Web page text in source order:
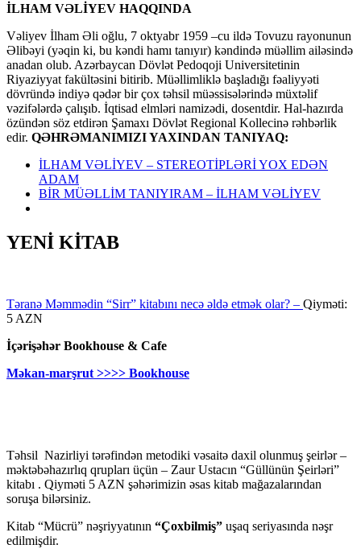
İLHAM VƏLİYEV HAQQINDA
Vəliyev İlham Əli oğlu, 7 oktyabr 1959 –cu ildə Tovuzu rayonunun
Əlibəyi (yəqin ki, bu kəndi hamı tanıyır) kəndində müəllim ailəsində
anadan olub. Azərbaycan Dövlət Pedoqoji Universitetinin
Riyaziyyat fakültəsini bitirib. Müəllimliklə başladığı fəaliyyəti
dövründə indiyə qədər bir çox təhsil müəssisələrində müxtəlif
vəzifələrdə çalışıb. İqtisad elmləri namizədi, dosentdir. Hal-hazırda
özündən söz etdirən Şamaxı Dövlət Regional Kollecinə rəhbərlik
edir. QƏHRƏMANIMIZI YAXINDAN TANIYAQ:
İLHAM VƏLİYEV – STEREOTİPLƏRİ YOX EDƏN
ADAM
BİR MÜƏLLİM TANIYIRAM – İLHAM VƏLİYEV
YENİ KİTAB
Təranə Məmmədin “Sirr” kitabını necə əldə etmək olar? – Qiyməti:
5 AZN
İçərişəhər Bookhouse & Cafe
Məkan-marşrut >>>> Bookhouse
Təhsil Nazirliyi tərəfindən metodiki vəsaitə daxil olunmuş şeirlər –
məktəbəhazırlıq qrupları üçün – Zaur Ustacın “Güllünün Şeirləri”
kitabı . Qiyməti 5 AZN şəhərimizin əsas kitab mağazalarından
soruşa bilərsiniz.
Kitab “Mücrü” nəşriyyatının “Çoxbilmiş” uşaq seriyasında nəşr
edilmişdir.